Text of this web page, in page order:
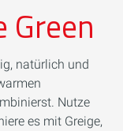
Green
natürlich und
Nutze
es mit Greige,